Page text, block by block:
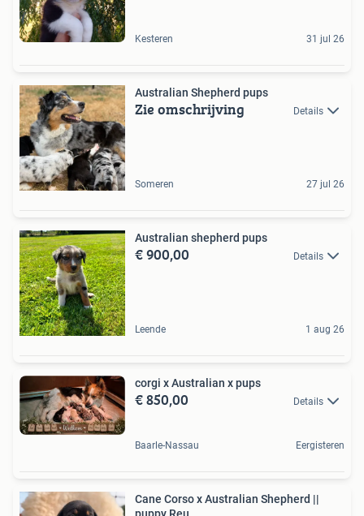
Kesteren 31 jul 26
Australian Shepherd pups
Zie omschrijving Details
Someren 27 jul 26
Australian shepherd pups
€ 900,00 Details
Leende 1 aug 26
corgi x Australian x pups
€ 850,00 Details
Baarle-Nassau Eergisteren
Cane Corso x Australian Shepherd ||